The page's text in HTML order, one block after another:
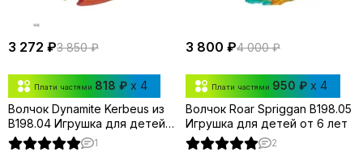
3 272 ₽3 850 ₽
Плати частями 818 ₽ x 4
Волчок Dynamite Kerbeus из
B198.04 Игрушка для детей
от 6 лет.
1
3 800 ₽4 000 ₽
Плати частями 950 ₽ x 4
Волчок Roar Spriggan B198.05
Игрушка для детей от 6 лет
2